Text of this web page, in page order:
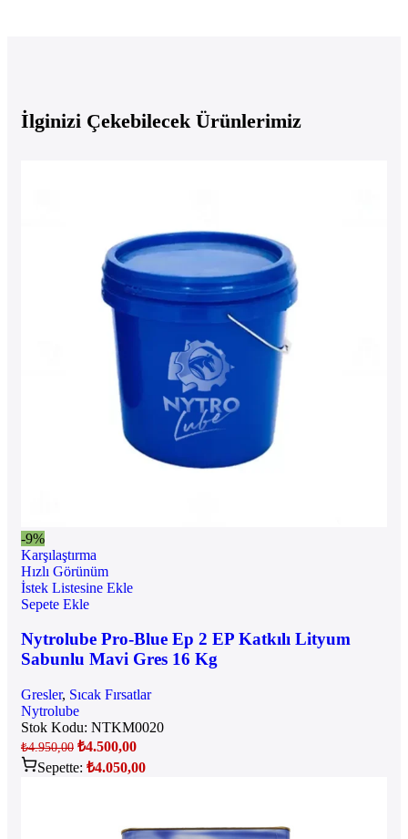
İlginizi Çekebilecek Ürünlerimiz
-9%
Karşılaştırma
Hızlı Görünüm
İstek Listesine Ekle
Sepete Ekle
Nytrolube Pro-Blue Ep 2 EP Katkılı Lityum
Sabunlu Mavi Gres 16 Kg
Gresler, Sıcak Fırsatlar
Nytrolube
Stok Kodu: NTKM0020
₺4.950,00 ₺4.500,00
Sepette: ₺4.050,00